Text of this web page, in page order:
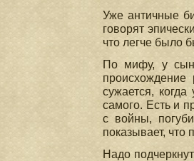
Уже античные
говорят
что легче было
По мифу, у
сужается,
самого. Есть и
с войны,
показывает,
Надо